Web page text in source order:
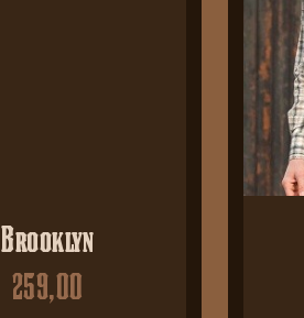
Brooklyn
259,00